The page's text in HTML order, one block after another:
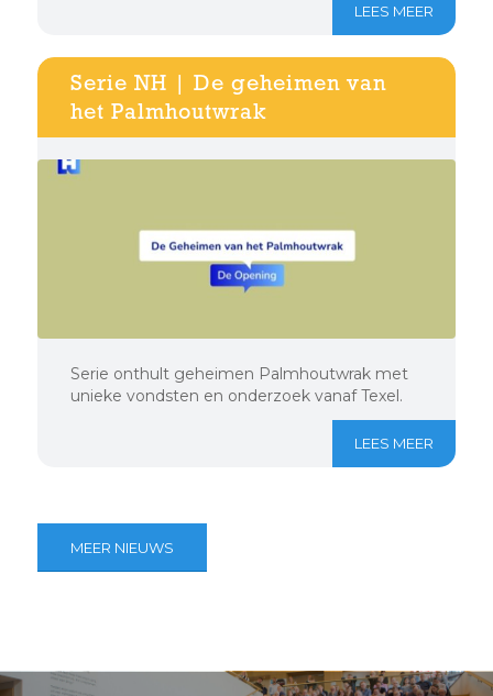
LEES MEER
Serie NH | De geheimen van
het Palmhoutwrak
Serie onthult geheimen Palmhoutwrak met
unieke vondsten en onderzoek vanaf Texel.
LEES MEER
MEER NIEUWS